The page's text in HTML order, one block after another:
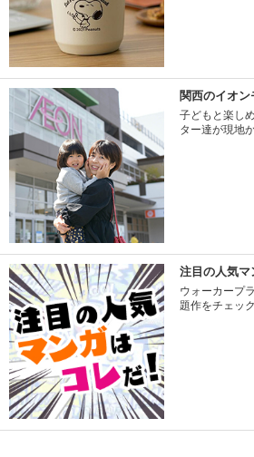
関西のイオン
子どもと楽し
ター達が現地
注目の人気マ
ウォーカープ
題作をチェッ